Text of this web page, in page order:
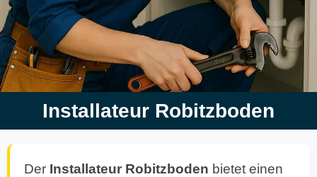
Installateur Robitzboden
Der Installateur Robitzboden bietet einen